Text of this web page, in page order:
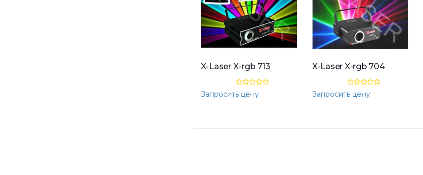
X-Laser X-rgb 713
Запросить цену
X-Laser X-rgb 704
Запросить цену